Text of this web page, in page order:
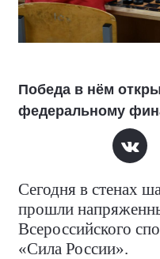
Победа в нём
федеральному
Сегодня в стенах
прошли
Всероссийского
«Сила России».